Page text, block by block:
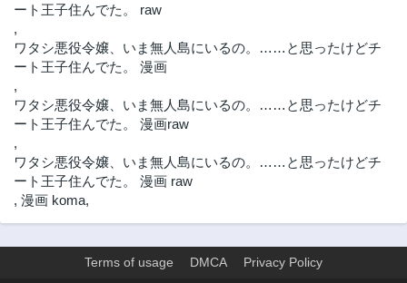
ート王子住んでた。 raw
,
ワタシ悪役令嬢、いま無人島にいるの。……と思ったけどチ
ート王子住んでた。 漫画
,
ワタシ悪役令嬢、いま無人島にいるの。……と思ったけどチ
ート王子住んでた。 漫画raw
,
ワタシ悪役令嬢、いま無人島にいるの。……と思ったけどチ
ート王子住んでた。 漫画 raw
, 漫画 koma,
Terms of usage DMCA Privacy Policy